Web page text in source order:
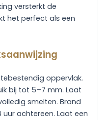
versterkt de
het perfect als een
oppervlak.
bij tot 5–7 mm. Laat
smelten. Brand
achtereen. Laat een